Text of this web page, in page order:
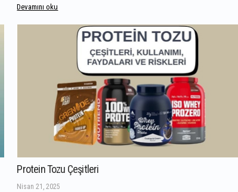
Devamını oku
Protein Tozu Çeşitleri
Nisan 21, 2025